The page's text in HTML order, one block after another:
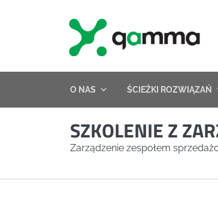
O NAS ŚCIEŻKI ROZWIĄZAŃ
SZKOLENIE Z
Zarządzenie zespołem